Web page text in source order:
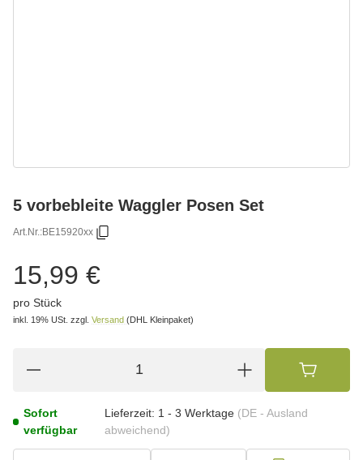
5 vorbebleite Waggler Posen Set
Art.Nr.:BE15920xx
15,99 €
pro Stück
inkl. 19% USt. zzgl. Versand (DHL Kleinpaket)
Sofort
verfügbar
Lieferzeit: 1 - 3 Werktage (DE - Ausland
abweichend)